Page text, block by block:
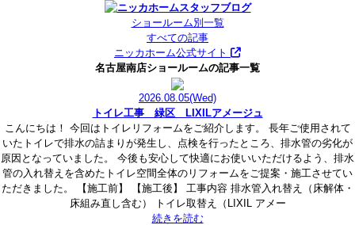
ショールーム別一覧
すべての記事
ニッカホーム公式サイト
名古屋南店ショールームの記事一覧
2026.08.05(Wed)
トイレ工事 緑区 LIXILアメージュ
こんにちは！ 今回はトイレリフォームをご紹介します。 長年ご使用されて
いたトイレで排水の詰まりが発生し、点検を行ったところ、排水管の劣化が
原因となっていました。 今後も安心して快適にお使いいただけるよう、排水
管の入れ替えを含めたトイレ空間全体のリフォームをご提案・施工させてい
ただきました。 【施工前】 【施工後】 工事内容 排水管入れ替え（床解体・
床組み直し含む） トイレ取替え（LIXIL アメー
続きを読む